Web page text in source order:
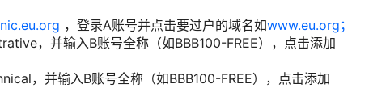
，登录A账号并点击要过户的域名如www.eu.org；
，并输入B账号全称（如BBB100-FREE），点击添加
，并输入B账号全称（如BBB100-FREE），点击添加